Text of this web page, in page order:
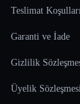
Teslimat
Garanti ve İade
Gizlilik
Üyelik